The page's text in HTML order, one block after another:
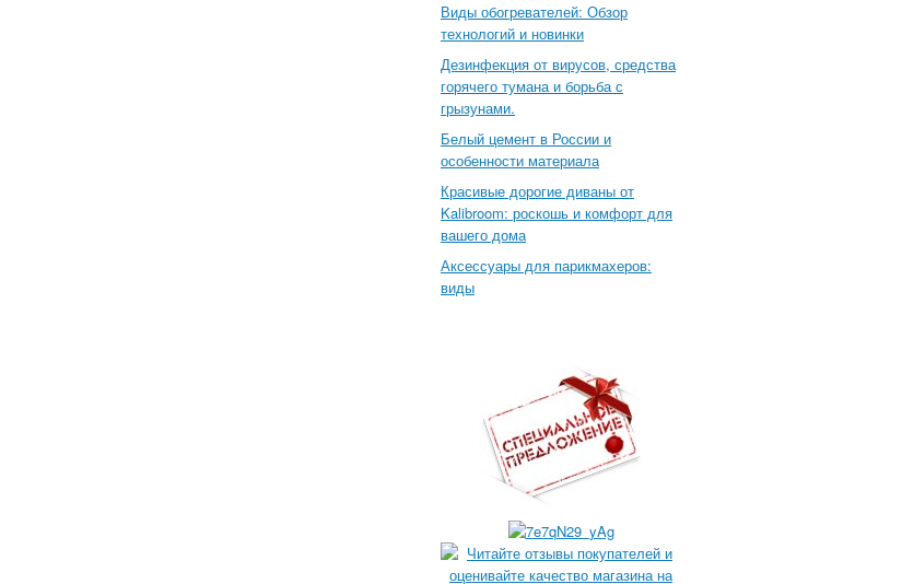
Виды обогревателей: Обзор
технологий и новинки
Дезинфекция от вирусов, средства
горячего тумана и борьба с
грызунами.
Белый цемент в России и
особенности материала
Красивые дорогие диваны от
Kalibroom: роскошь и комфорт для
вашего дома
Аксессуары для парикмахеров:
виды